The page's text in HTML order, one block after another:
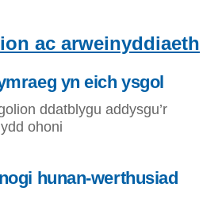
ac arweinyddiaeth
yn eich ysgol
ddatblygu addysgu’r
ohoni
hunan-werthusiad